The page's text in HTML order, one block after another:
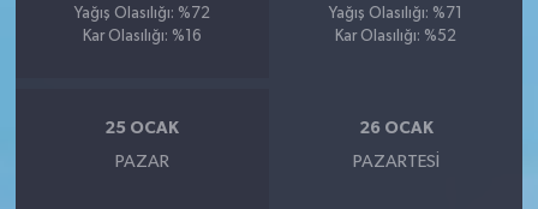
Yağış Olasılığı: %72
Kar Olasılığı: %16
Yağış Olasılığı: %71
Kar Olasılığı: %52
25 OCAK
PAZAR
26 OCAK
PAZARTESI